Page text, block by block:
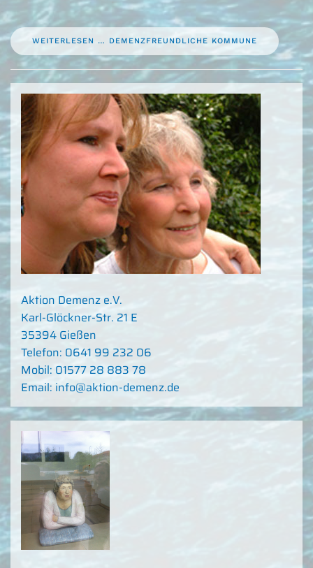
WEITERLESEN … DEMENZFREUNDLICHE KOMMUNE
Aktion Demenz e.V.
Karl-Glöckner-Str. 21 E
35394 Gießen
Telefon: 0641 99 232 06
Mobil: 01577 28 883 78
Email: info@aktion-demenz.de